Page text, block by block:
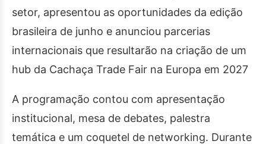
setor, apresentou as oportunidades da edição
brasileira de junho e anunciou parcerias
internacionais que resultarão na criação de um
hub da Cachaça Trade Fair na Europa em 2027
A programação contou com apresentação
institucional, mesa de debates, palestra
temática e um coquetel de networking. Durante